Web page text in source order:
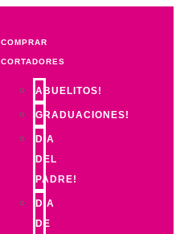
COMPRAR
CORTADORES
ABUELITOS!
GRADUACIONES!
DIA
DEL
PADRE!
DIA
DE